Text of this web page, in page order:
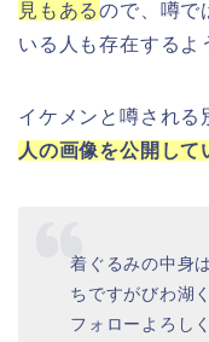
見もあるので、噂で
いる人も存在するよ
イケメンと噂される
人の画像を公開して
着ぐるみの中身
ちですがびわ湖
フォローよろし